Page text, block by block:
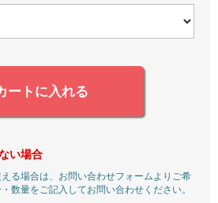
ートに入れる
い場合
る場合は、お問い合わせフォームよりご希
数量をご記入してお問い合わせください。